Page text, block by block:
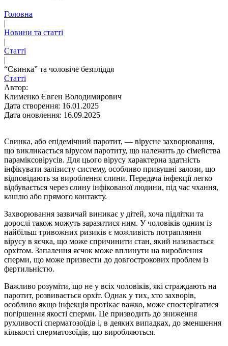
Головна
|
Новини та статті
|
Статті
|
“Свинка” та чоловіче безпліддя
Статті
Автор:
Клименко Євген Володимирович
Дата створення: 16.01.2025
Дата оновлення: 16.09.2025
Свинка, або епідемічний паротит, — вірусне захворювання,
що викликається вірусом паротиту, що належить до сімейства
параміксовірусів. Для цього вірусу характерна здатність
інфікувати залізисту систему, особливо привушні залози, що
відповідають за вироблення слини. Передача інфекції легко
відбувається через слину інфікованої людини, під час чхання,
кашлю або прямого контакту.
Захворювання зазвичай виникає у дітей, хоча підлітки та
дорослі також можуть заразитися ним. У чоловіків одним із
найбільш тривожних ризиків є можливість потрапляння
вірусу в яєчка, що може спричинити стан, який називається
орхітом. Запалення яєчок може вплинути на вироблення
сперми, що може призвести до довгострокових проблем із
фертильністю.
Важливо розуміти, що не у всіх чоловіків, які страждають на
паротит, розвивається орхіт. Однак у тих, хто захворів,
особливо якщо інфекція протікає важко, може спостерігатися
погіршення якості сперми. Це призводить до зниження
рухливості сперматозоїдів і, в деяких випадках, до зменшення
кількості сперматозоїдів, що виробляються.